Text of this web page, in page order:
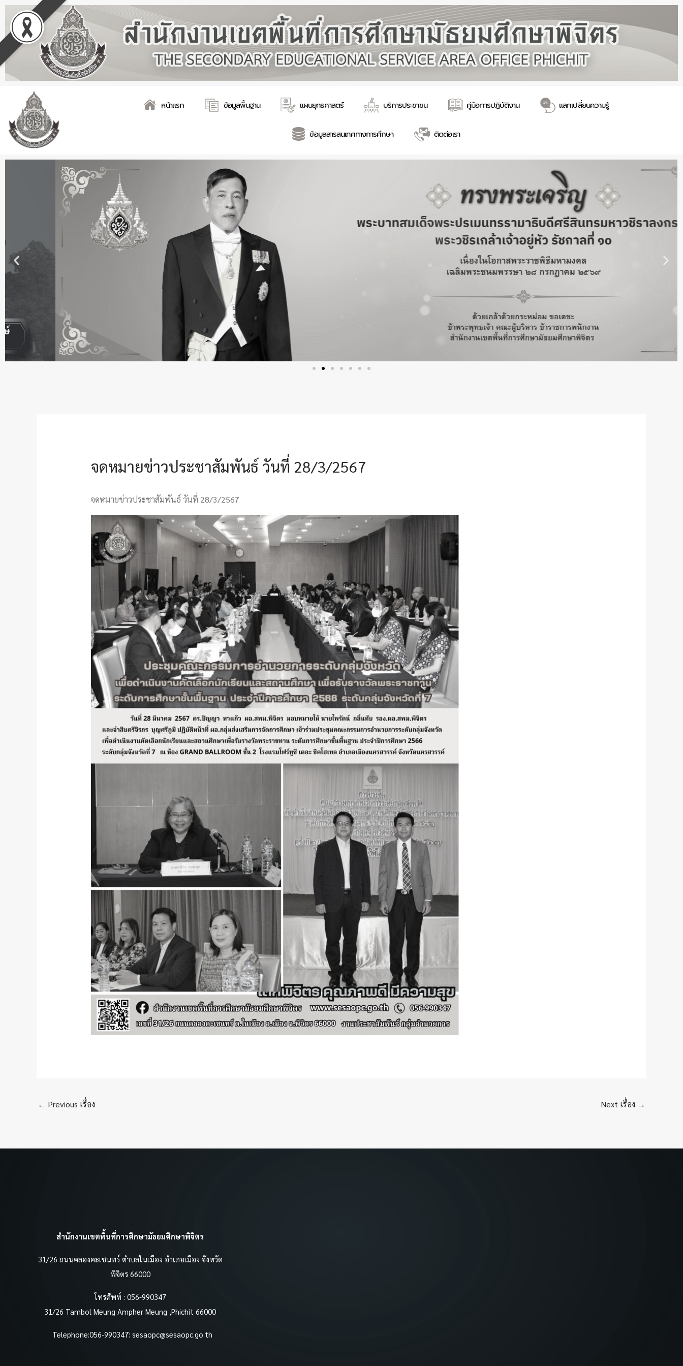
Skip
content
หน้าแรก ข้อมูลพื้นฐาน แผนยุทธศาสตร์ บริการประชาชน คู่มือการปฎิบัติงาน แลกเปลี่ยนความรู้
ข้อมูลสารสนเทศทางการศึกษา ติดต่อเรา
จดหมายข่าวประชาสัมพันธ์ วันที่ 28/3/2567
จดหมายข่าวประชาสัมพันธ์ วันที่ 28/3/2567
Post
navigation
← Previous เรื่อง Next เรื่อง →
สำนักงานเขตพื้นที่การศึกษามัธยมศึกษาพิจิตร
31/26 ถนนคลองคะเชนทร์ ตำบลในเมือง อำเภอเมือง จังหวัด
พิจิตร 66000
โทรศัพท์ : 056-990347
31/26 Tambol Meung Ampher Meung ,Phichit 66000
Telephone:056-990347: sesaopc@sesaopc.go.th